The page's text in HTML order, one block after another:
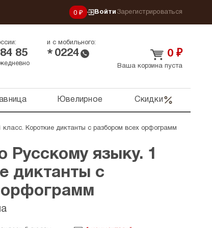
0 ₽ Войти Зарегистрироваться
85
и с мобильного:
* 0224 0 ₽
Ваша корзина пуста
Ювелирное Скидки
класс. Короткие диктанты с разбором всех орфограмм
Русскому языку. 1
диктанты с
орфограмм